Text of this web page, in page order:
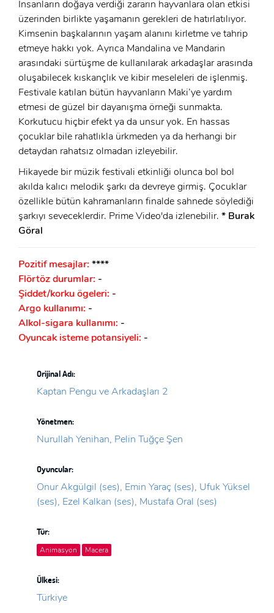
İnsanların doğaya verdiği zararın hayvanlara olan etkisi
üzerinden birlikte yaşamanın gerekleri de hatırlatılıyor.
Kimsenin başkalarının yaşam alanını kirletme ve tahrip
etmeye hakkı yok. Ayrıca Mandalina ve Mandarin
arasındaki sürtüşme de kullanılarak arkadaşlar arasında
oluşabilecek kıskançlık ve kibir meseleleri de işlenmiş.
Festivale katılan bütün hayvanların Maki’ye yardım
etmesi de güzel bir dayanışma örneği sunmakta.
Korkutucu hiçbir efekt ya da unsur yok. En hassas
çocuklar bile rahatlıkla ürkmeden ya da herhangi bir
detaydan rahatsız olmadan izleyebilir.
Hikayede bir müzik festivali etkinliği olunca bol bol
akılda kalıcı melodik şarkı da devreye girmiş. Çocuklar
özellikle bütün kahramanların finalde sahnede söylediği
şarkıyı seveceklerdir. Prime Video'da izlenebilir. * Burak
Göral
Pozitif mesajlar: ****
Flörtöz durumlar: -
Şiddet/korku ögeleri: -
Argo kullanımı: -
Alkol-sigara kullanımı: -
Oyuncak isteme potansiyeli: -
Orijinal Adı:
Kaptan Pengu ve Arkadaşları 2
Yönetmen:
Nurullah Yenihan, Pelin Tuğçe Şen
Oyuncular:
Onur Akgülgil (ses), Emin Yaraç (ses), Ufuk Yüksel
(ses), Ezel Kalkan (ses), Mustafa Oral (ses)
Tür:
Animasyon Macera
Ülkesi:
Türkiye